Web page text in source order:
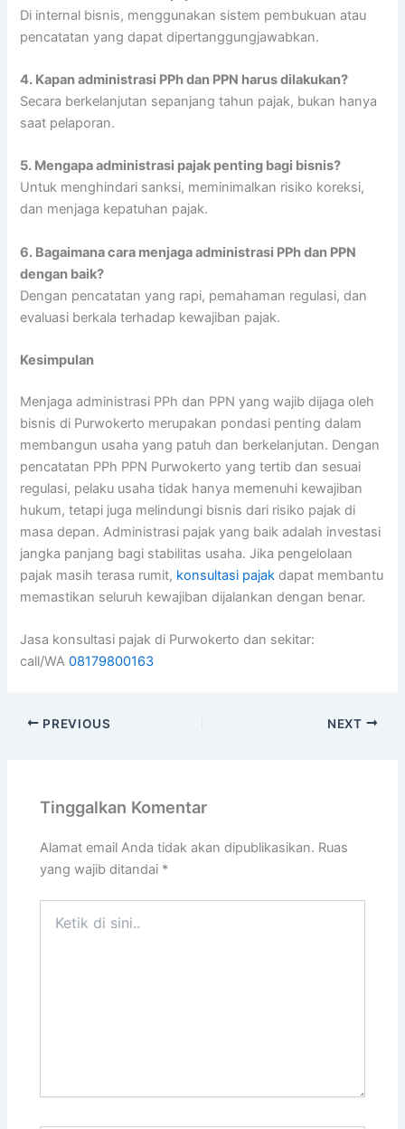
Di internal bisnis, menggunakan sistem pembukuan atau
pencatatan yang dapat dipertanggungjawabkan.
4. Kapan administrasi PPh dan PPN harus dilakukan?
Secara berkelanjutan sepanjang tahun pajak, bukan hanya
saat pelaporan.
5. Mengapa administrasi pajak penting bagi bisnis?
Untuk menghindari sanksi, meminimalkan risiko koreksi,
dan menjaga kepatuhan pajak.
6. Bagaimana cara menjaga administrasi PPh dan PPN
dengan baik?
Dengan pencatatan yang rapi, pemahaman regulasi, dan
evaluasi berkala terhadap kewajiban pajak.
Kesimpulan
Menjaga administrasi PPh dan PPN yang wajib dijaga oleh
bisnis di Purwokerto merupakan pondasi penting dalam
membangun usaha yang patuh dan berkelanjutan. Dengan
pencatatan PPh PPN Purwokerto yang tertib dan sesuai
regulasi, pelaku usaha tidak hanya memenuhi kewajiban
hukum, tetapi juga melindungi bisnis dari risiko pajak di
masa depan. Administrasi pajak yang baik adalah investasi
jangka panjang bagi stabilitas usaha. Jika pengelolaan
pajak masih terasa rumit, konsultasi pajak dapat membantu
memastikan seluruh kewajiban dijalankan dengan benar.
Jasa konsultasi pajak di Purwokerto dan sekitar:
call/WA08179800163
PREVIOUS NEXT
Tinggalkan Komentar
Alamat email Anda tidak akan dipublikasikan. Ruas
yang wajib ditandai *